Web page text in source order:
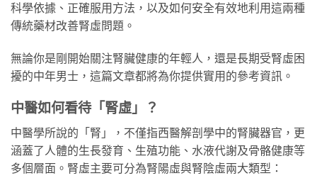
科學依據、正確服用方法，以及如何安全有效地利用這兩種
傳統藥材改善腎虛問題。
無論你是剛開始關注腎臟健康的年輕人，還是長期受腎虛困
擾的中年男士，這篇文章都將為你提供實用的參考資訊。
中醫如何看待「腎虛」？
中醫學所說的「腎」，不僅指西醫解剖學中的腎臟器官，更
涵蓋了人體的生長發育、生殖功能、水液代謝及骨骼健康等
多個層面。腎虛主要可分為腎陽虛與腎陰虛兩大類型：